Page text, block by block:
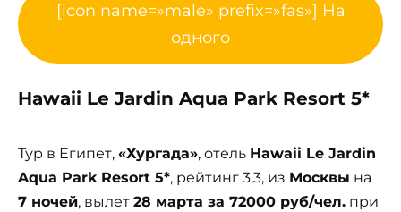
[icon name=»male» prefix=»fas»] На
одного
Hawaii Le Jardin Aqua Park Resort 5*
Тур в Египет, «Хургада», отель Hawaii Le Jardin
Aqua Park Resort 5*, рейтинг 3,3, из Москвы на
7 ночей, вылет 28 марта за 72000 руб/чел. при